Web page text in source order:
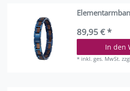
89,95 € *
In den
* inkl. ges. MwSt.